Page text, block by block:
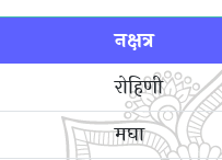
नक्षत्र
रोहिणी
मघा